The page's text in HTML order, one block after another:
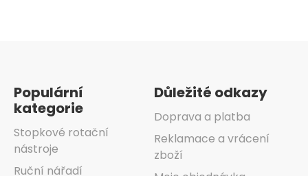
Populární
kategorie
Stopkové rotační
nástroje
Ruční nářadí
Důležité odkazy
Doprava a platba
Reklamace a vrácení
zboží